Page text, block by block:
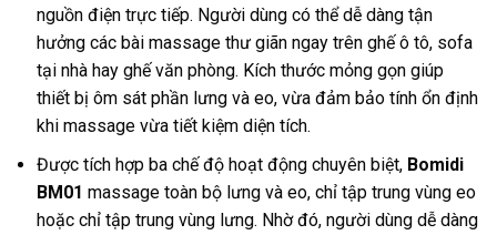
nguồn điện trực tiếp. Người dùng có thể dễ dàng tận
hưởng các bài massage thư giãn ngay trên ghế ô tô, sofa
tại nhà hay ghế văn phòng. Kích thước mỏng gọn giúp
thiết bị ôm sát phần lưng và eo, vừa đảm bảo tính ổn định
khi massage vừa tiết kiệm diện tích.
Được tích hợp ba chế độ hoạt động chuyên biệt, Bomidi
BM01 massage toàn bộ lưng và eo, chỉ tập trung vùng eo
hoặc chỉ tập trung vùng lưng. Nhờ đó, người dùng dễ dàng